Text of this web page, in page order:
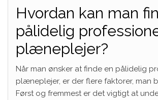
Hvordan kan man
pålidelig
plæneplejer?
Når man ønsker at finde en pålidelig
plæneplejer, er der flere faktorer, man
Først og fremmest er det vigtigt at